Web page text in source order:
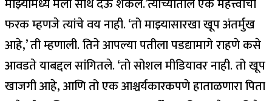
फरक म्हणजे त्यांचे वय नाही. ‘तो माझ्यासारखा खूप अंतर्मुख
आहे,’ ती म्हणाली. तिने आपल्या पतीला पडद्यामागे राहणे कसे
आवडते याबद्दल सांगितले. ‘तो सोशल मीडियावर नाही. तो खूप
खाजगी आहे, आणि तो एक आश्चर्यकारकपणे हाताळणारा पिता